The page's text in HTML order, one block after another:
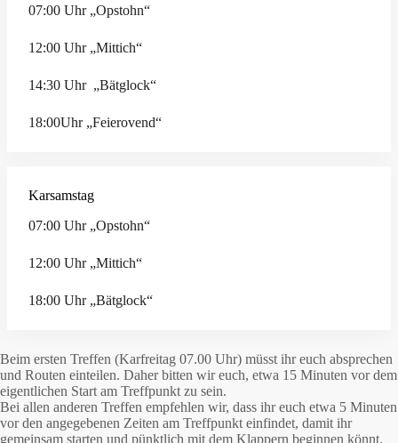
07:00 Uhr „Opstohn“
12:00 Uhr „Mittich“
14:30 Uhr „Bätglock“
18:00Uhr „Feierovend“
Karsamstag
07:00 Uhr „Opstohn“
12:00 Uhr „Mittich“
18:00 Uhr „Bätglock“
Beim ersten Treffen (Karfreitag 07.00 Uhr) müsst ihr euch absprechen
und Routen einteilen. Daher bitten wir euch, etwa 15 Minuten vor dem
eigentlichen Start am Treffpunkt zu sein.
Bei allen anderen Treffen empfehlen wir, dass ihr euch etwa 5 Minuten
vor den angegebenen Zeiten am Treffpunkt einfindet, damit ihr
gemeinsam starten und pünktlich mit dem Klappern beginnen könnt.